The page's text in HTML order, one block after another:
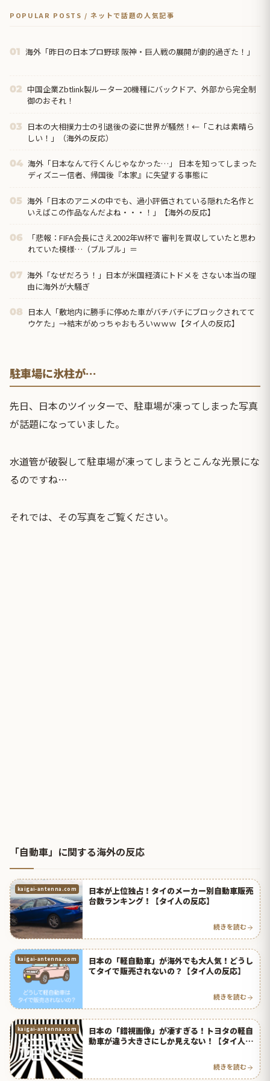
POPULAR POSTS / ネットで話題の人気記事
01 海外「昨日の日本プロ野球 阪神・巨人戦の展開が劇的過ぎた！」
02 中国企業Zbtlink製ルーター20機種にバックドア、外部から完全制
御のおそれ！
03
日本の大相撲力士の引退後の姿に世界が騒然！←「これは素晴ら
しい！」（海外の反応）
04 海外「日本なんて行くんじゃなかった…」 日本を知ってしまった
ディズニー信者、帰国後『本家』に失望する事態に
05 海外「日本のアニメの中でも、過小評価されている隠れた名作と
いえばこの作品なんだよね・・・！」【海外の反応】
06
「悲報：FIFA会長にさえ2002年W杯で 審判を買収していたと思わ
れていた模様…（ブルブル」＝
07 海外「なぜだろう！」日本が米国経済にトドメを さない本当の理
由に海外が大騒ぎ
08
日本人「敷地内に勝手に停めた車がバチバチにブロックされてて
ウケた」→結末がめっちゃおもろいｗｗｗ【タイ人の反応】
駐車場に氷柱が…
先日、日本のツイッターで、駐車場が凍ってしまった写真
が話題になっていました。
水道管が破裂して駐車場が凍ってしまうとこんな光景にな
るのですね…
それでは、その写真をご覧ください。
「自動車」に関する海外の反応
kaigai-antenna.com
日本が上位独占！タイのメーカー別自動車販売
台数ランキング！【タイ人の反応】
続きを読む
kaigai-antenna.com
日本の「軽自動車」が海外でも大人気！どうし
てタイで販売されないの？【タイ人の反応】
続きを読む
kaigai-antenna.com
日本の「錯視画像」が凄すぎる！トヨタの軽自
動車が違う大きさにしか見えない！【タイ人の
続きを読む